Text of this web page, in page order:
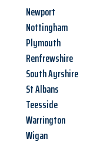
Newport
Nottingham
Plymouth
Renfrewshire
South Ayrshire
St Albans
Teesside
Warrington
Wigan